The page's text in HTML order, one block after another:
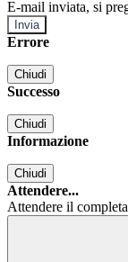
E-mail inviata, si
Errore
Chiudi
Successo
Chiudi
Informazione
Chiudi
Attendere...
Attendere il